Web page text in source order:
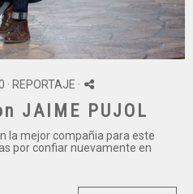
· REPORTAJE ·
JAIME PUJOL
la mejor compañia para este
por confiar nuevamente en